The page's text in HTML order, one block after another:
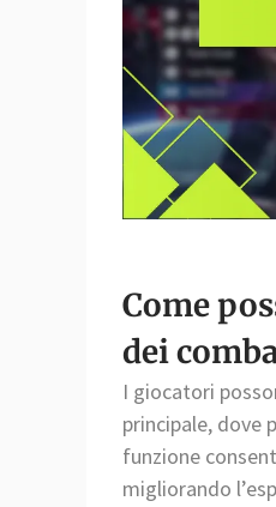
Come
dei
I giocatori
principale, dove
funzione
migliorando